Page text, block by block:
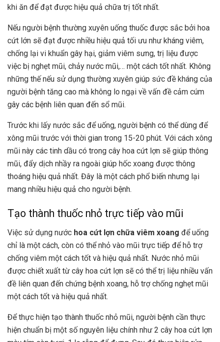
khi ăn để đạt được hiệu quả chữa trị tốt nhất.
Nếu người bệnh thường xuyên uống thuốc được sắc bởi hoa
cứt lớn sẽ đạt được nhiều hiệu quả tối ưu như kháng viêm,
chống lại vi khuẩn gây hại, giảm viêm sưng, trị liệu được
việc bị nghẹt mũi, chảy nước mũi,… một cách tốt nhất. Không
những thế nếu sử dụng thường xuyên giúp sức đề kháng của
người bệnh tăng cao mà không lo ngại về vấn đề cảm cúm
gây các bệnh liên quan đến sổ mũi.
Trước khi lấy nước sắc để uống, người bệnh có thể dùng để
xông mũi trước với thời gian trong 15-20 phút. Với cách xông
mũi này các tinh dầu có trong cây hoa cứt lợn sẽ giúp thông
mũi, đẩy dịch nhầy ra ngoài giúp hốc xoang được thông
thoáng hiệu quả nhất. Đây là một cách phổ biến nhưng lại
mang nhiều hiệu quả cho người bệnh.
Tạo thành thuốc nhỏ trực tiếp vào mũi
Việc sử dụng nước hoa cứt lợn chữa viêm xoang để uống
chỉ là một cách, còn có thể nhỏ vào mũi trực tiếp để hỗ trợ
chống viêm một cách tốt và hiệu quả nhất. Nước nhỏ mũi
được chiết xuất từ cây hoa cứt lợn sẽ có thể trị liệu nhiều vấn
đề liên quan đến chứng bệnh xoang, hỗ trợ chống nghẹt mũi
một cách tốt và hiệu quả nhất.
Để thực hiện tạo thành thuốc nhỏ mũi, người bệnh cần thực
hiện chuẩn bị một số nguyên liệu chính như 2 cây hoa cứt lợn